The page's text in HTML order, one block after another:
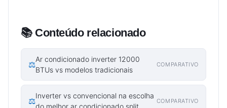
📚 Conteúdo relacionado
⚖️
Ar condicionado inverter 12000
BTUs vs modelos tradicionais
COMPARATIVO
⚖️
Inverter vs convencional na escolha
do melhor ar condicionado split
COMPARATIVO